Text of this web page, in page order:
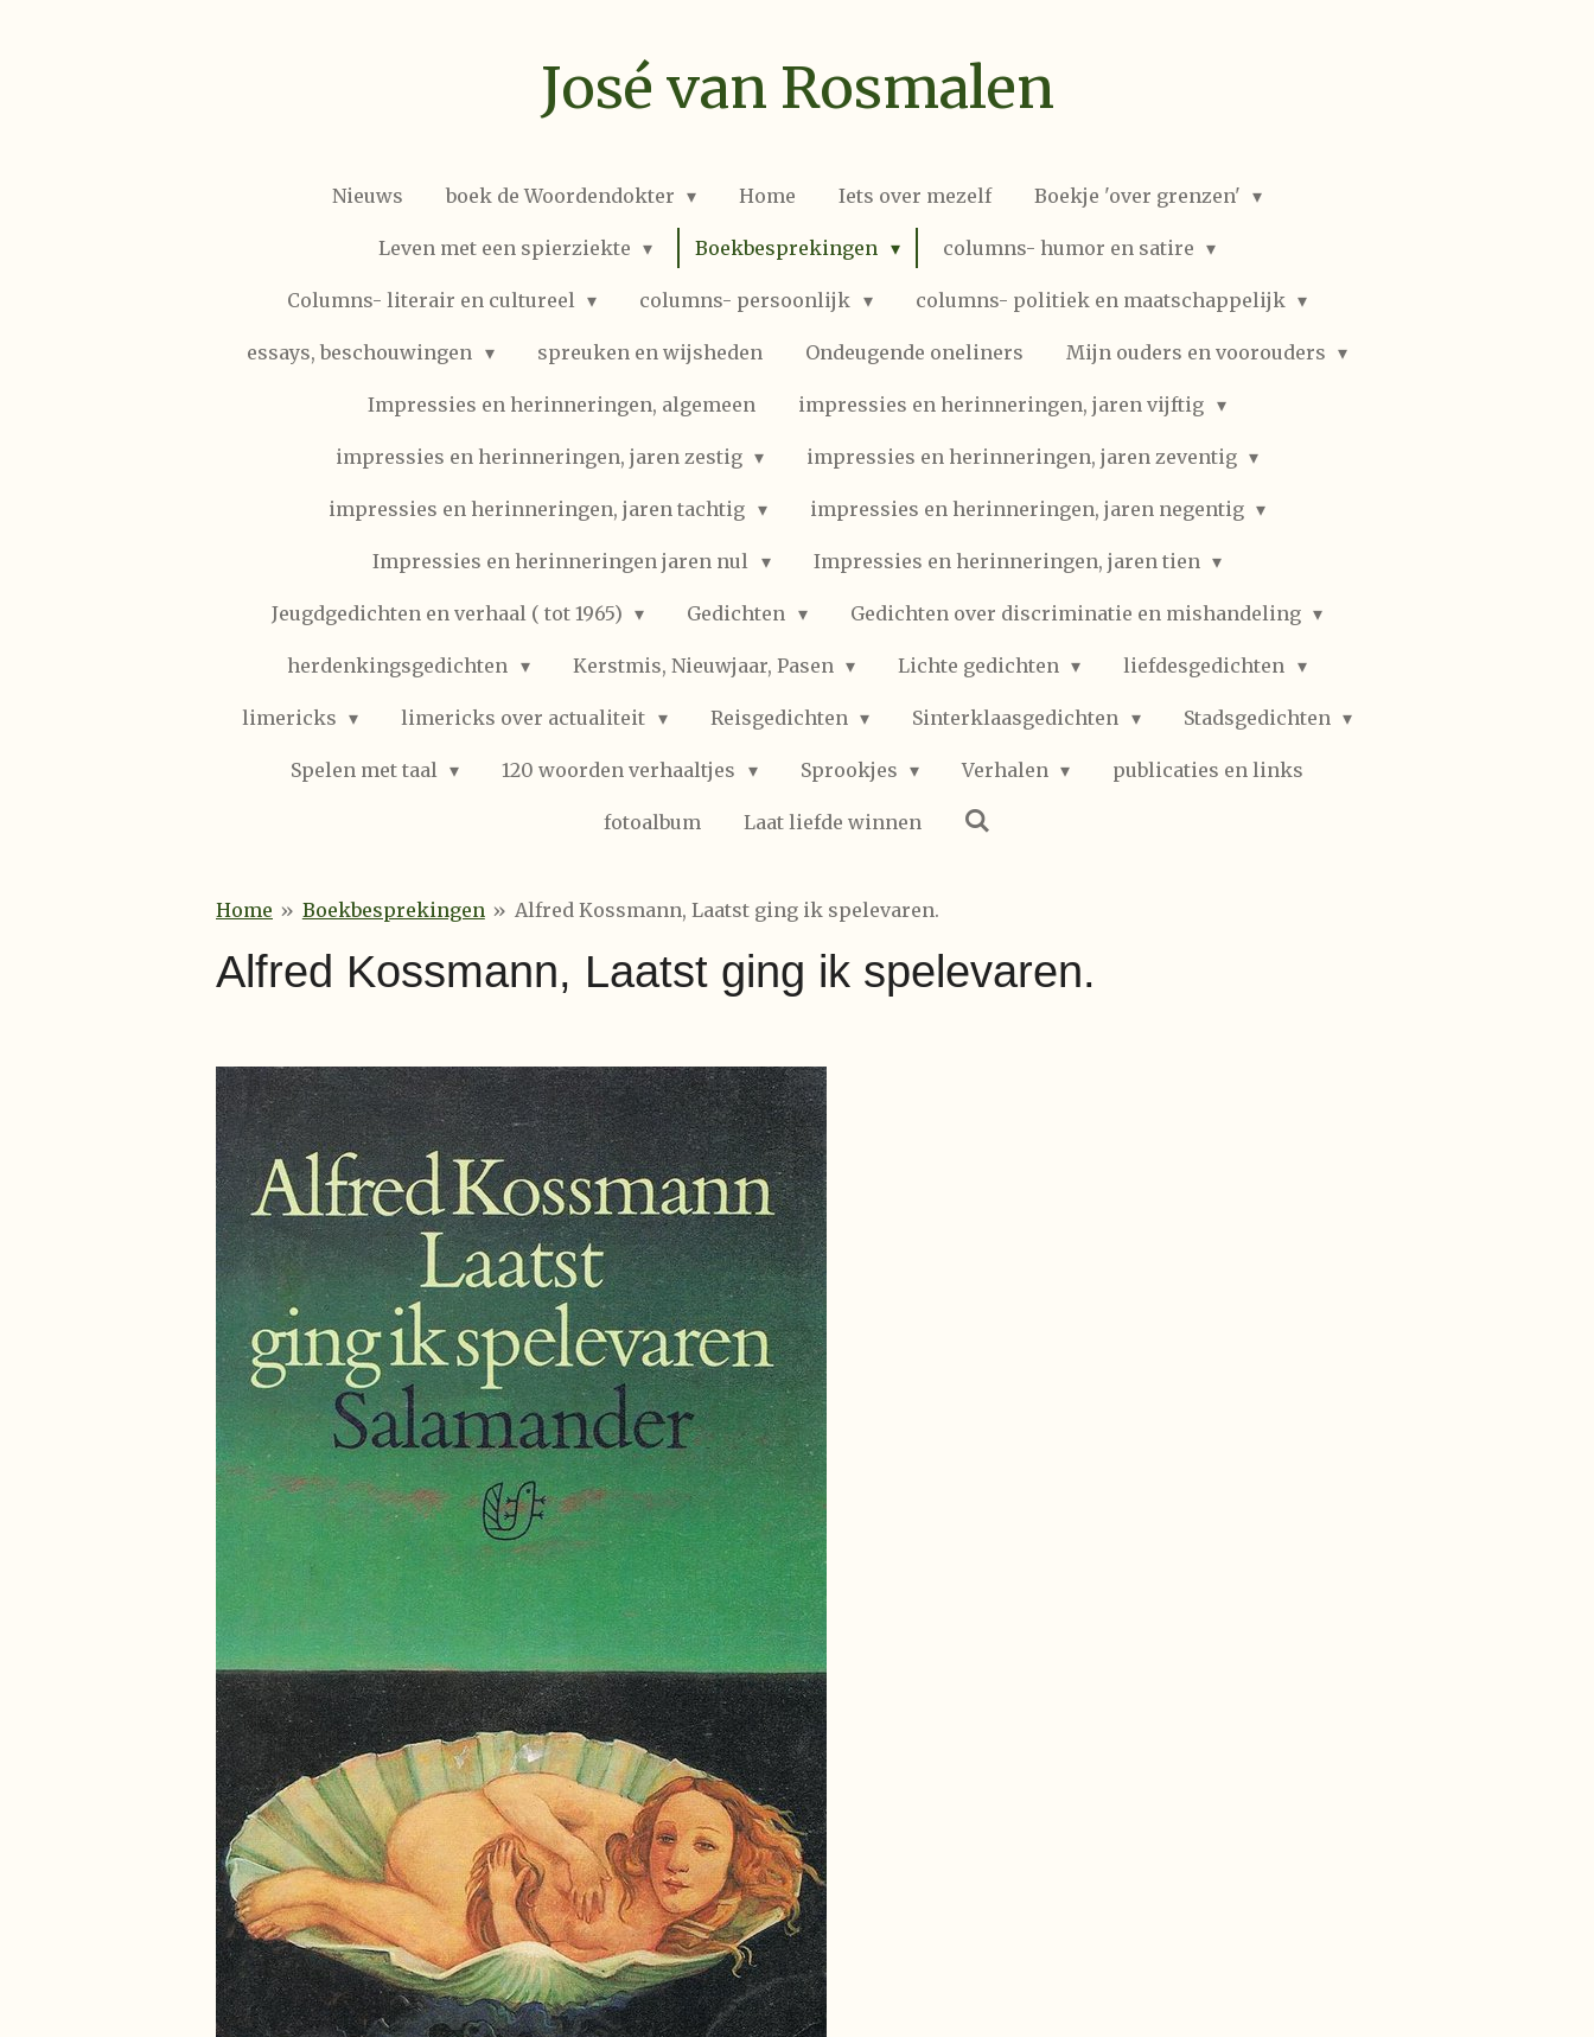
José van Rosmalen
Nieuws boek de Woordendokter Home Iets over mezelf Boekje 'over grenzen'
Leven met een spierziekte Boekbesprekingen columns- humor en satire
Columns- literair en cultureel columns- persoonlijk columns- politiek en maatschappelijk
essays, beschouwingen spreuken en wijsheden Ondeugende oneliners Mijn ouders en voorouders
Impressies en herinneringen, algemeen impressies en herinneringen, jaren vijftig
impressies en herinneringen, jaren zestig impressies en herinneringen, jaren zeventig
impressies en herinneringen, jaren tachtig impressies en herinneringen, jaren negentig
Impressies en herinneringen jaren nul Impressies en herinneringen, jaren tien
Jeugdgedichten en verhaal ( tot 1965) Gedichten Gedichten over discriminatie en mishandeling
herdenkingsgedichten Kerstmis, Nieuwjaar, Pasen Lichte gedichten liefdesgedichten
limericks limericks over actualiteit Reisgedichten Sinterklaasgedichten Stadsgedichten
Spelen met taal 120 woorden verhaaltjes Sprookjes Verhalen publicaties en links
fotoalbum Laat liefde winnen
Home » Boekbesprekingen » Alfred Kossmann, Laatst ging ik spelevaren.
Alfred Kossmann, Laatst ging ik spelevaren.